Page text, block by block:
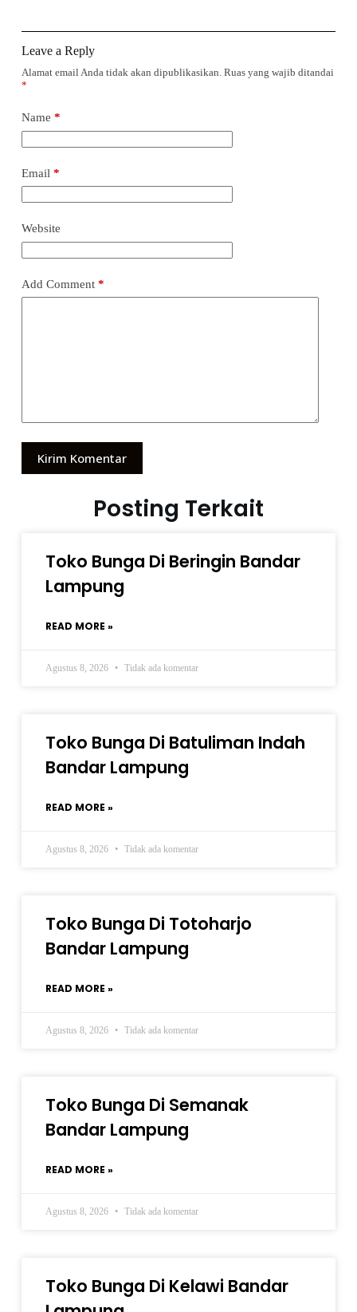
Leave a Reply
Alamat email Anda tidak akan dipublikasikan. Ruas yang wajib ditandai
*
Name *
Email *
Website
Add Comment*
Kirim Komentar
Posting Terkait
Toko Bunga Di Beringin Bandar
Lampung
READ MORE »
Agustus 8, 2026 Tidak ada komentar
Toko Bunga Di Batuliman Indah
Bandar Lampung
READ MORE »
Agustus 8, 2026 Tidak ada komentar
Toko Bunga Di Totoharjo
Bandar Lampung
READ MORE »
Agustus 8, 2026 Tidak ada komentar
Toko Bunga Di Semanak
Bandar Lampung
READ MORE »
Agustus 8, 2026 Tidak ada komentar
Toko Bunga Di Kelawi Bandar